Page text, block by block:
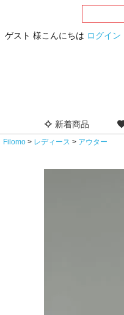
ゲスト 様こんにちは ログイン
新着商品
Filomo レディース アウター